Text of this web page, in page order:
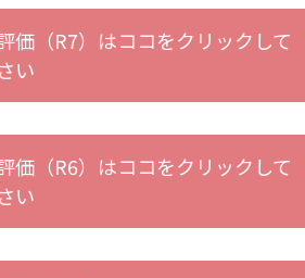
価（R7）はココをクリックして
い
価（R6）はココをクリックして
い